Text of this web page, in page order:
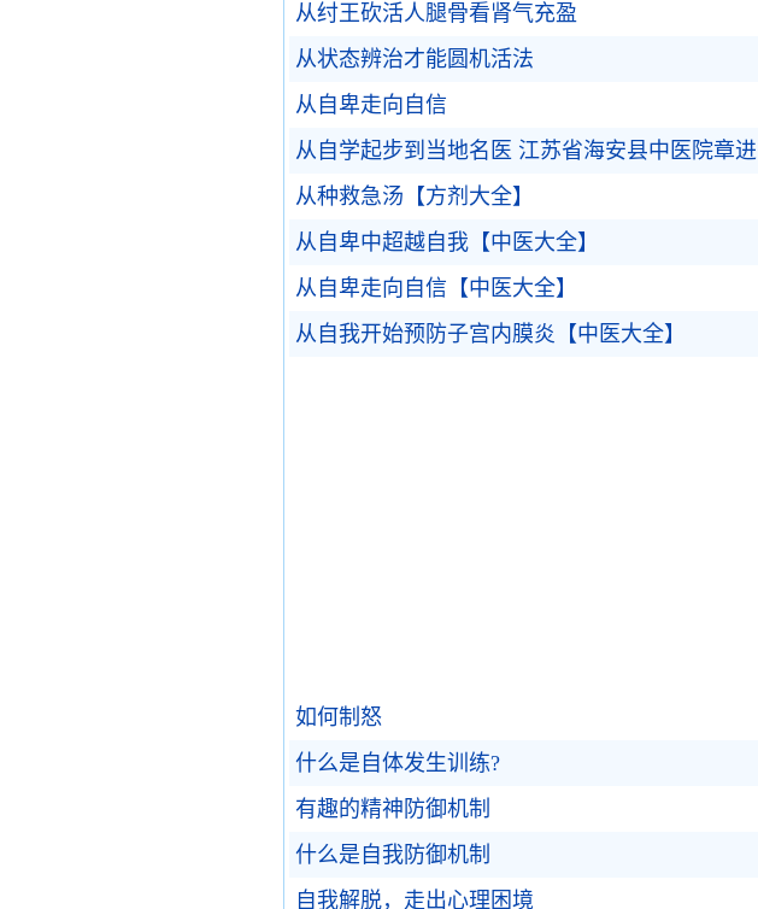
从纣王砍活人腿骨看肾气充盈
从状态辨治才能圆机活法
从自卑走向自信
从自学起步到当地名医 江苏省海安县中医院章进
从种救急汤【方剂大全】
从自卑中超越自我【中医大全】
从自卑走向自信【中医大全】
从自我开始预防子宫内膜炎【中医大全】
如何制怒
什么是自体发生训练?
有趣的精神防御机制
什么是自我防御机制
自我解脱，走出心理困境